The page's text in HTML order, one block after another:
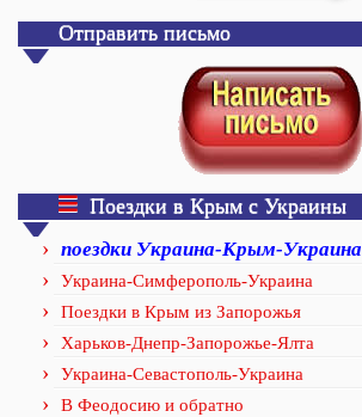
Отправить письмо
Поездки в Крым с Украины
поездки Украина-Крым-Украина
Украина-Симферополь-Украина
Поездки в Крым из Запорожья
Харьков-Днепр-Запорожье-Ялта
Украина-Севастополь-Украина
В Феодосию и обратно